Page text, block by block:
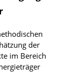
der
im Bereich